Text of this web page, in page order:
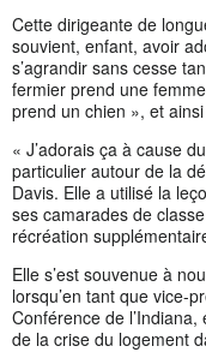
Cette dirigeante de
souvient, enfant, avoir
s’agrandir sans cesse
fermier prend une
prend un chien », et
« J’adorais ça à cause
particulier autour de la
Davis. Elle a utilisé la
ses camarades de
récréation
Elle s’est souvenue à
lorsqu’en tant que vice-
Conférence de
de la crise du logement